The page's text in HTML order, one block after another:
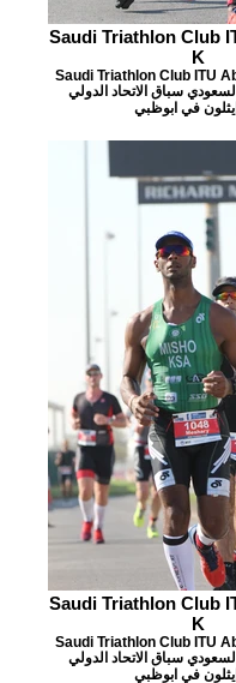
Saudi Triathlon Club
K
Saudi Triathlon Club ITU
السعودي سباق الاتحاد الدولي
في ابوظبي
Saudi Triathlon Club
K
Saudi Triathlon Club ITU
السعودي سباق الاتحاد الدولي
في ابوظبي